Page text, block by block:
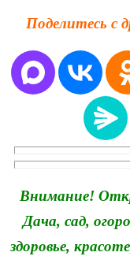
Поделитесь с
Внимание!
Дача, сад,
здоровье,